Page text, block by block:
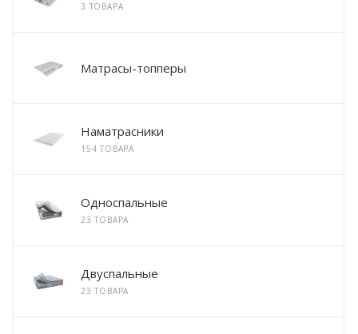
3 ТОВАРА
Матрасы-топперы
Наматрасники
154 ТОВАРА
Односпальные
23 ТОВАРА
Двуспальные
23 ТОВАРА